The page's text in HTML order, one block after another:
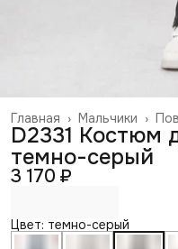
Мальчики ›
Главная ›
D2331 Костюм
темно-серый
3 170 ₽
Цвет: темно-серый